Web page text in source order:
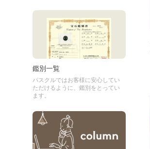
鑑別一覧
パスクルではお客様に安心してい
ただけるように、鑑別をとってい
ます。